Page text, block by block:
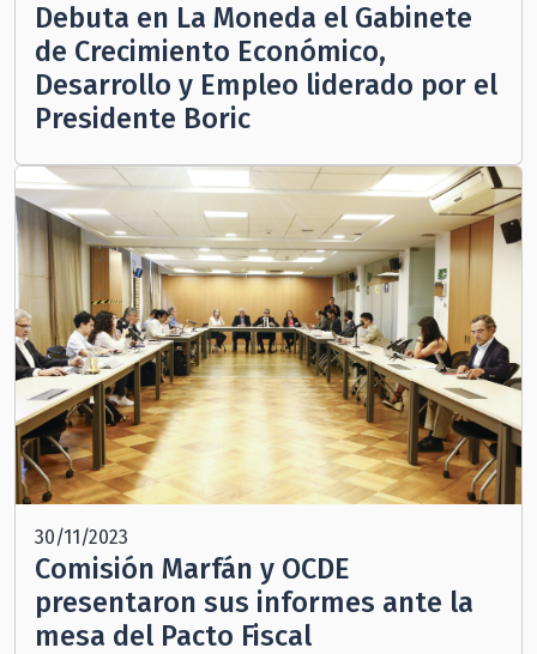
Debuta en La Moneda el Gabinete
de Crecimiento Económico,
Desarrollo y Empleo liderado por el
Presidente Boric
30/11/2023
Comisión Marfán y OCDE
presentaron sus informes ante la
mesa del Pacto Fiscal